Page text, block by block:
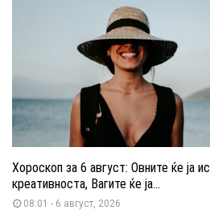
Хороскоп за 6 август: Овните ќе ја
креативноста, Вагите ќе ја...
08:01 - 6 август, 2026